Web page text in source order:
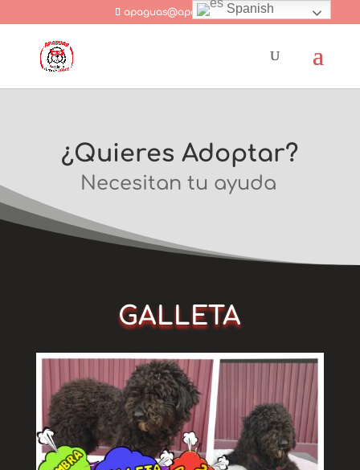
apaguas@apaguas.com
¿Quieres Adoptar?
Necesitan tu ayuda
GALLETA
Spanish